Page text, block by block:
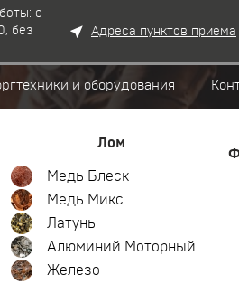
с
без
Адреса пунктов приема
и оборудования
Лом
Медь Блеск
Медь Микс
Латунь
Алюминий Моторный
Железо